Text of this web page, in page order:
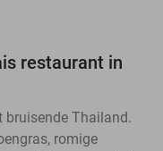
restaurant in
bruisende Thailand.
romige